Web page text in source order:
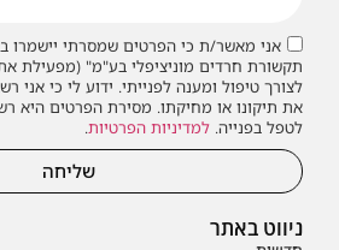
ניווט באתר
אני מאשר/ת כי הפרטים שמסרתי יישמרו
תקשורת חרדים מוניציפלי בע"מ" (מפעילת
לצורך טיפול ומענה לפנייתי. ידוע לי כי אני
את תיקונו או מחיקתו. מסירת הפרטים היא
לטפל בפנייה. למדיניות הפרטיות.
שליחה